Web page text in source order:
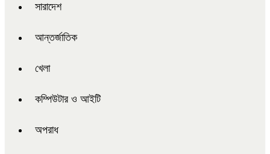
সারাদেশ
আন্তর্জাতিক
খেলা
কম্পিউটার ও আইটি
অপরাধ